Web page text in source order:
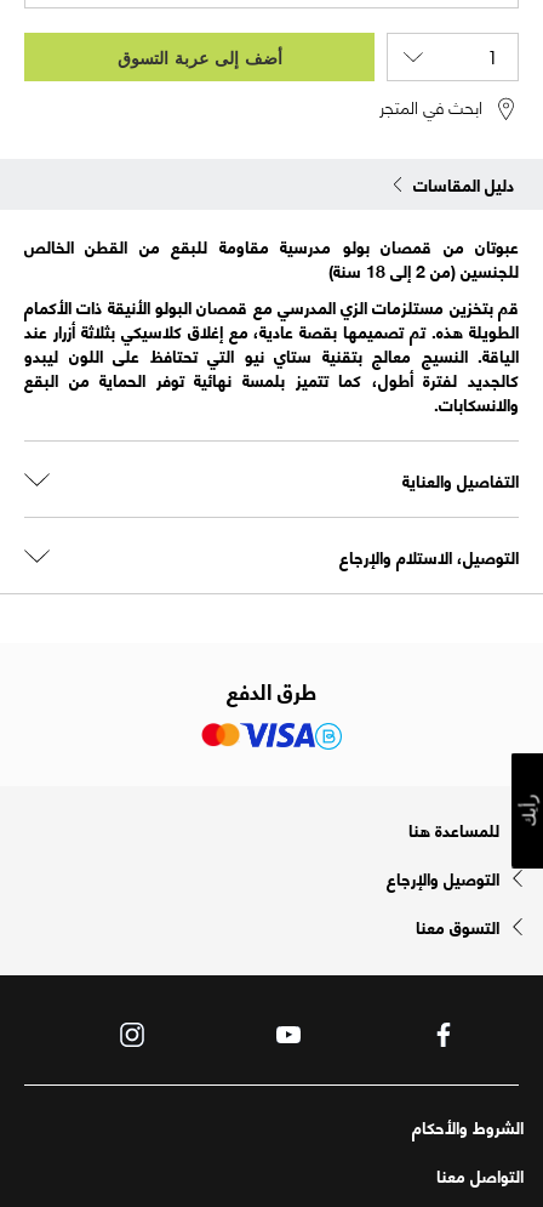
أضف إلى عربة التسوق
ابحث في المتجر
دليل المقاسات
عبوتان من قمصان بولو مدرسية مقاومة للبقع من القطن الخالص
للجنسين (من 2 إلى 18 سنة)
قم بتخزين مستلزمات الزي المدرسي مع قمصان البولو الأنيقة ذات الأكمام
الطويلة هذه. تم تصميمها بقصة عادية، مع إغلاق كلاسيكي بثلاثة أزرار عند
الياقة. النسيج معالج بتقنية ستاي نيو التي تحتافظ على اللون ليبدو
كالجديد لفترة أطول، كما تتميز بلمسة نهائية توفر الحماية من البقع
والانسكابات.
التفاصيل والعناية
التوصيل، الاستلام والإرجاع
طرق الدفع
للمساعدة هنا
التوصيل والإرجاع
التسوق معنا
الشروط والأحكام
التواصل معنا
رأيك